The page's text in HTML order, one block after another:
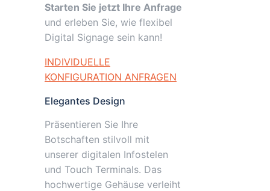
Starten Sie jetzt Ihre Anfrage
und erleben Sie, wie flexibel
Digital Signage sein kann!
INDIVIDUELLE
KONFIGURATION ANFRAGEN
Elegantes Design
Präsentieren Sie Ihre
Botschaften stilvoll mit
unserer digitalen Infostelen
und Touch Terminals. Das
hochwertige Gehäuse verleiht